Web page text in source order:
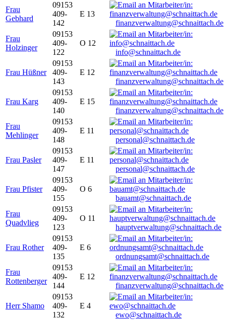
Frau
Gebhard
09153
409-
142
E 13
finanzverwaltung@schnaittach.de
Frau
Holzinger
09153
409-
122
O 12
info@schnaittach.de
Frau Hüßner
09153
409-
143
E 12
finanzverwaltung@schnaittach.de
Frau Karg
09153
409-
140
E 15
finanzverwaltung@schnaittach.de
Frau
Mehlinger
09153
409-
148
E 11
personal@schnaittach.de
Frau Pasler
09153
409-
147
E 11
personal@schnaittach.de
Frau Pfister
09153
409-
155
O 6
bauamt@schnaittach.de
Frau
Quadvlieg
09153
409-
123
O 11
hauptverwaltung@schnaittach.de
Frau Rother
09153
409-
135
E 6
ordnungsamt@schnaittach.de
Frau
Rottenberger
09153
409-
144
E 12
finanzverwaltung@schnaittach.de
Herr Shamo
09153
409-
132
E 4
ewo@schnaittach.de